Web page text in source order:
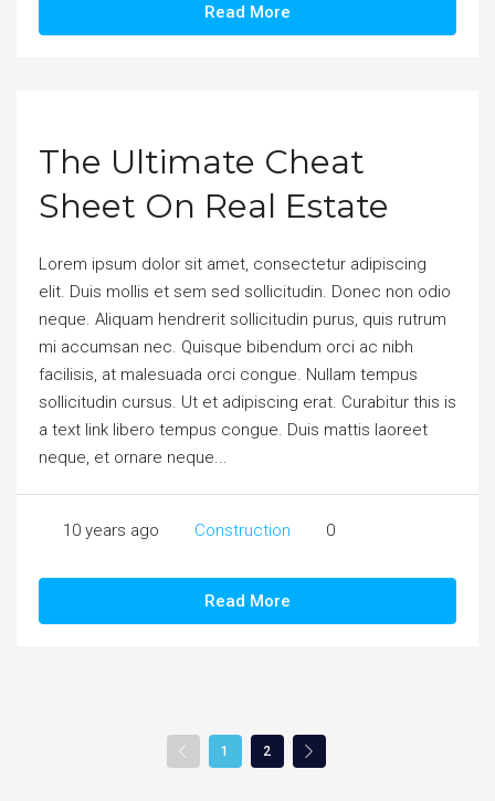
Read More
The Ultimate Cheat
Sheet On Real Estate
Lorem ipsum dolor sit amet, consectetur adipiscing
elit. Duis mollis et sem sed sollicitudin. Donec non odio
neque. Aliquam hendrerit sollicitudin purus, quis rutrum
mi accumsan nec. Quisque bibendum orci ac nibh
facilisis, at malesuada orci congue. Nullam tempus
sollicitudin cursus. Ut et adipiscing erat. Curabitur this is
a text link libero tempus congue. Duis mattis laoreet
neque, et ornare neque...
10 years ago Construction 0
Read More
1 2